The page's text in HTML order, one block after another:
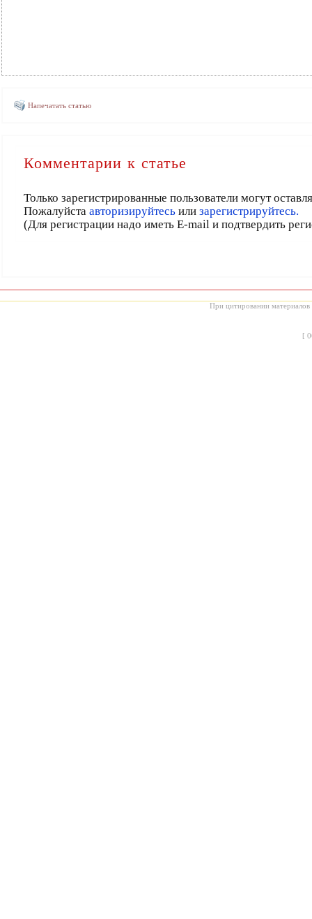
Напечатать статью
Комментарии к статье
Только зарегистрированные пользователи могут
Пожалуйста авторизируйтесь или зарегистрируйтесь.
(Для регистрации надо иметь E-mail и подтвердить
При цитировании материалов
[